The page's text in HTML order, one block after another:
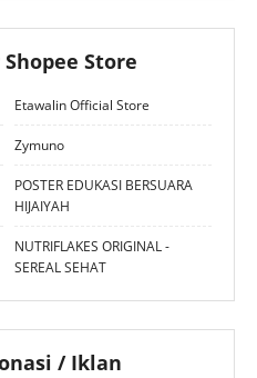
Store
Etawalin Official Store
Zymuno
POSTER EDUKASI BERSUARA
HIJAIYAH
NUTRIFLAKES ORIGINAL -
SEREAL SEHAT
/ Iklan